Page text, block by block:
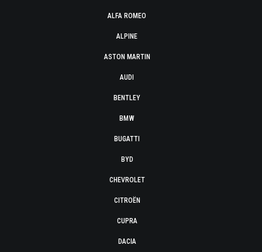
ALFA ROMEO
ALPINE
ASTON MARTIN
AUDI
BENTLEY
BMW
BUGATTI
BYD
CHEVROLET
CITROËN
CUPRA
DACIA